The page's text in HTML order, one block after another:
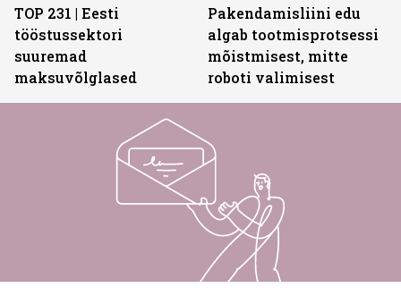
TOP 231 | Eesti
tööstussektori
suuremad
maksuvõlglased
Pakendamisliini edu
algab tootmisprotsessi
mõistmisest, mitte
roboti valimisest